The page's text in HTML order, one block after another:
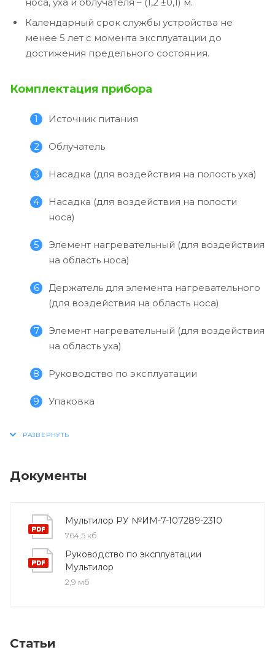
Календарный срок службы устройства не
менее 5 лет с момента эксплуатации до
достижения предельного состояния.
Комплектация прибора
Источник питания
Облучатель
Насадка (для воздействия на полость уха)
Насадка (для воздействия на полости
носа)
Элемент нагревательный (для воздействия
на область носа)
Держатель для элемента нагревательного
(для воздействия на область носа)
Элемент нагревательный (для воздействия
на область уха)
Руководство по эксплуатации
Упаковка
Документы
Мультилор РУ №ИМ-7-107289-2310
764,5 кб
Руководство по эксплуатации
Мультилор
2,9 мб
Статьи